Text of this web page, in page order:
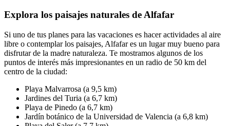
Explora los paisajes naturales de Alfafar
Si uno de tus planes para las vacaciones es hacer actividades al aire
libre o contemplar los paisajes, Alfafar es un lugar muy bueno para
disfrutar de la madre naturaleza. Te mostramos algunos de los
puntos de interés más impresionantes en un radio de 50 km del
centro de la ciudad:
Playa Malvarrosa (a 9,5 km)
Jardines del Turia (a 6,7 km)
Playa de Pinedo (a 6,7 km)
Jardín botánico de la Universidad de Valencia (a 6,8 km)